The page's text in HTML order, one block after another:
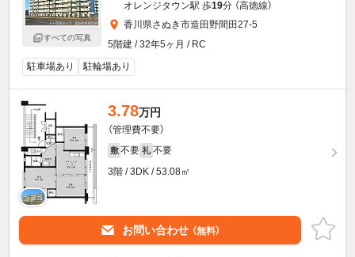
すべての写真
オレンジタウン駅 歩19分 （高徳線）
香川県さぬき市造田野間田27-5
5階建 / 32年5ヶ月 / RC
駐車場あり
駐輪場あり
3.78万円
（管理費不要）
敷 不要 礼 不要
3階 / 3DK / 53.08㎡
お問い合わせ （無料）